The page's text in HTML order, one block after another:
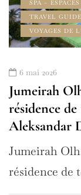
SPA –
TRAVEL GUIDE
VOYAGES DE
6 mai 2026
Jumeirah
résidence
Aleksandar
Jumeirah
résidence de